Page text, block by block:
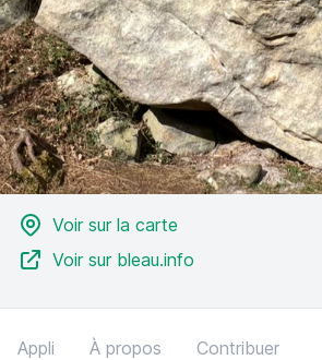
Voir sur la carte
Voir sur bleau.info
Appli À propos Contribuer